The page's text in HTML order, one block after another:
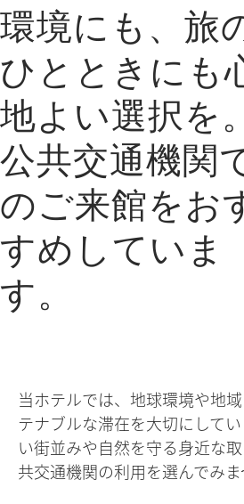
環境にも、旅
ひとときにも
地よい選択を。
公共交通機関
のご来館をお
すめしていま
す。
当ホテルでは、地球環境や地
テナブルな滞在を大切にして
い街並みや自然を守る身近な
共交通機関の利用を選んでみま